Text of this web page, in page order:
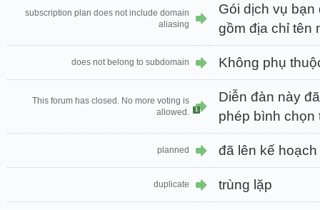
subscription plan does not include domain
aliasing
Gói dịch vụ
gồm địa chỉ tên
does not belong to subdomain Không phụ
This forum has closed. No more voting is
allowed.
1
Diễn đàn này
phép bình chọn
planned đã lên kế hoạch
duplicate trùng lặp